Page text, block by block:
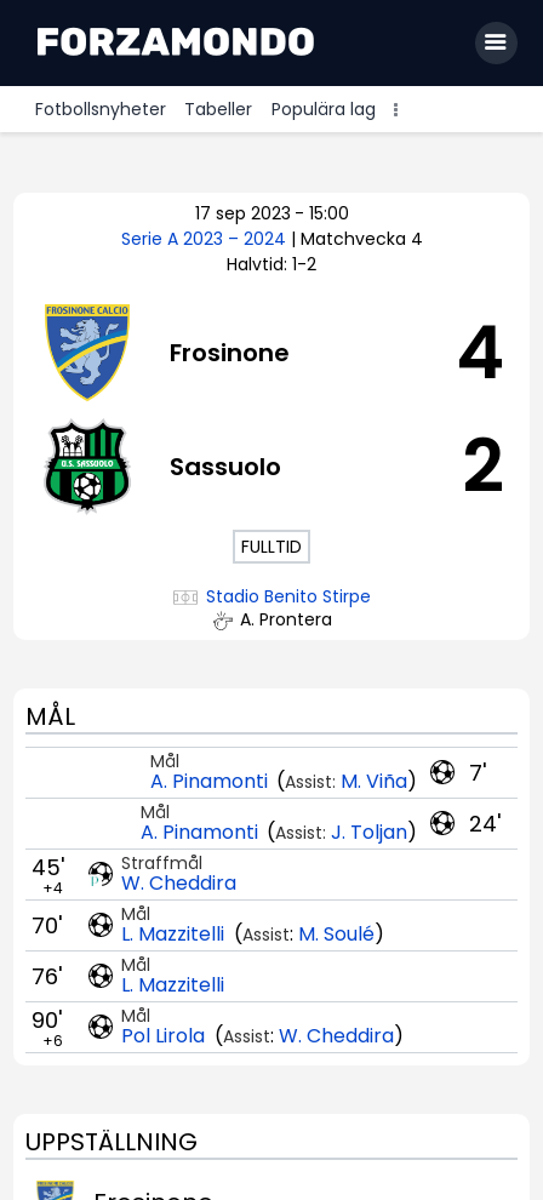
Fotbollsnyheter Tabeller Populära lag
Premier League
Bundesliga
Serie A
17 sep 2023 - 15:00
Serie A 2023 – 2024 | Matchvecka 4
Halvtid: 1-2
Frosinone 4
Sassuolo 2
FULLTID
Stadio Benito Stirpe
A. Prontera
MÅL
7'
Mål
A. Pinamonti (Assist: M. Viña)
24'
Mål
A. Pinamonti (Assist: J. Toljan)
Straffmål
W. Cheddira
45'
+4
Mål
L. Mazzitelli (Assist: M. Soulé)
70'
Mål
L. Mazzitelli
76'
Mål
Pol Lirola (Assist: W. Cheddira)
90'
+6
UPPSTÄLLNING